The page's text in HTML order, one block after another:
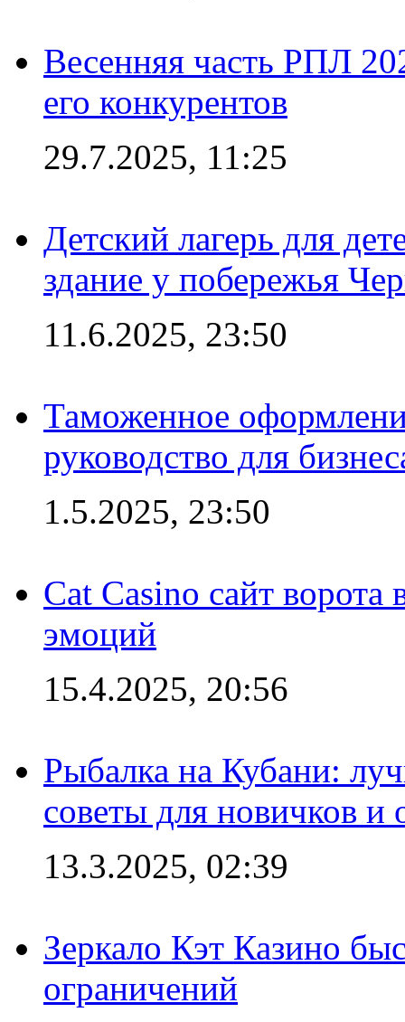
Весенняя часть РПЛ
его конкурентов
29.7.2025, 11:25
Детский лагерь для
здание у побережья
11.6.2025, 23:50
Таможенное
руководство для
1.5.2025, 23:50
Cat Casino сайт
эмоций
15.4.2025, 20:56
Рыбалка на Кубани:
советы для новичков
13.3.2025, 02:39
Зеркало Кэт Казино
ограничений